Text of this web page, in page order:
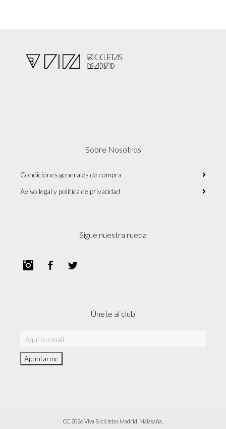
producto
Sobre Nosotros
Condiciones generales de compra
Aviso legal y política de privacidad
Sigue nuestra rueda
InstagramFacebook
Únete al club
CC 2026 Viva Bicicletas Madrid. Malasaña.